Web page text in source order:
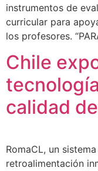
instrumentos de
curricular para
los profesores.
Chile
calidad
RomaCL, un
retroalimentación